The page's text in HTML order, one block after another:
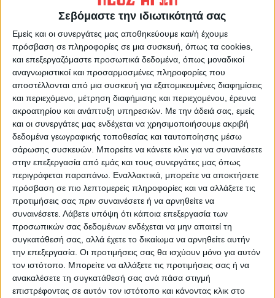
Σεβόμαστε την ιδιωτικότητά σας
Εμείς και οι συνεργάτες μας αποθηκεύουμε και/ή έχουμε
πρόσβαση σε πληροφορίες σε μια συσκευή, όπως τα cookies,
και επεξεργαζόμαστε προσωπικά δεδομένα, όπως μοναδικοί
αναγνωριστικοί και προσαρμοσμένες πληροφορίες που
αποστέλλονται από μια συσκευή για εξατομικευμένες διαφημίσεις
και περιεχόμενο, μέτρηση διαφήμισης και περιεχομένου, έρευνα
ακροατηρίου και ανάπτυξη υπηρεσιών. Με την άδειά σας, εμείς
και οι συνεργάτες μας ενδέχεται να χρησιμοποιήσουμε ακριβή
δεδομένα γεωγραφικής τοποθεσίας και ταυτοποίησης μέσω
σάρωσης συσκευών. Μπορείτε να κάνετε κλικ για να συναινέσετε
στην επεξεργασία από εμάς και τους συνεργάτες μας όπως
περιγράφεται παραπάνω. Εναλλακτικά, μπορείτε να αποκτήσετε
πρόσβαση σε πιο λεπτομερείς πληροφορίες και να αλλάξετε τις
προτιμήσεις σας πριν συναινέσετε ή να αρνηθείτε να
συναινέσετε. Λάβετε υπόψη ότι κάποια επεξεργασία των
προσωπικών σας δεδομένων ενδέχεται να μην απαιτεί τη
συγκατάθεσή σας, αλλά έχετε το δικαίωμα να αρνηθείτε αυτήν
την επεξεργασία. Οι προτιμήσεις σας θα ισχύουν μόνο για αυτόν
τον ιστότοπο. Μπορείτε να αλλάξετε τις προτιμήσεις σας ή να
ανακαλέσετε τη συγκατάθεσή σας ανά πάσα στιγμή
επιστρέφοντας σε αυτόν τον ιστότοπο και κάνοντας κλικ στο
οι οποίοι στη συνέχεια θα έχουν την
ευκαιρία να απολαύσουν τη γιορτινή τελετή
που προγραμματίζεται στο πνεύμα
εορταστικών ημερών.
Κ.Π.
Τελευταίες Ειδήσεις Σήμερα
Ακολούθησε την εφημερίδα ΝΕΟΣ
ΑΓΩΝ στο Google News!
Όλες οι εξελίξεις στην περιοχή της
Καρδίτσας και ευρύτερα της Θεσσαλίας
ΠΡΟΗΓΟΥΜΕΝΟ ΑΡΘΡΟ
Τροποποίηση της ΚΥΑ για τη
στεγαστική συνδρομή σε
πληγείσες περιοχές της
Θεσσαλίας
ΕΠΟΜΕΝΟ ΑΡΘΡΟ
Στασιμότητα σε μισθούς, τα
έξοδα μόνο προς τα... πάνω!